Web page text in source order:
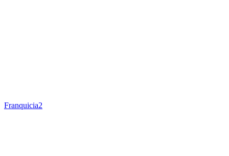
Franquicia2